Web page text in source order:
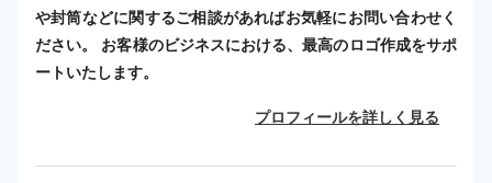
や封筒などに関するご相談があればお気軽にお問い合わせく
ださい。 お客様のビジネスにおける、最高のロゴ作成をサポ
ートいたします。
プロフィールを詳しく見る